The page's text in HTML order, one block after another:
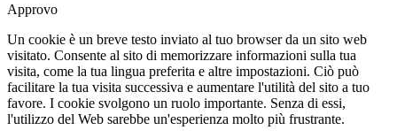
Approvo
Un cookie è un breve testo inviato al tuo browser da un sito web
visitato. Consente al sito di memorizzare informazioni sulla tua
visita, come la tua lingua preferita e altre impostazioni. Ciò può
facilitare la tua visita successiva e aumentare l'utilità del sito a tuo
favore. I cookie svolgono un ruolo importante. Senza di essi,
l'utilizzo del Web sarebbe un'esperienza molto più frustrante.